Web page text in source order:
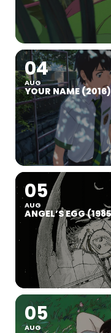
04
AUG
YOUR NAME
05
AUG
ANGEL’S EGG
05
AUG